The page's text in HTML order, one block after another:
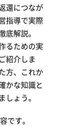
還につなが
指導で実際
解説。
るための実
紹介しま
方、これか
かな知識と
しょう。
です。